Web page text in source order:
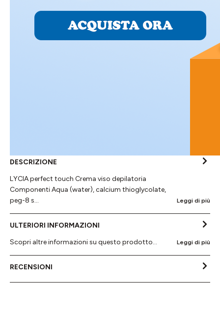
DESCRIZIONE
LYCIA perfect touch Crema viso depilatoria
Componenti Aqua (water), calcium thioglycolate,
peg-8 s…
Leggi di più
ULTERIORI INFORMAZIONI
Scopri altre informazioni su questo prodotto...
Leggi di più
RECENSIONI